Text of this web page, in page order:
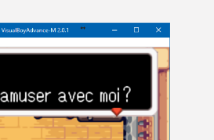
[LS] [PS5] Le WebKit
[GK] Oubliez Crazy Taxi,
[LS] [Switch] NSZ 5.0.0